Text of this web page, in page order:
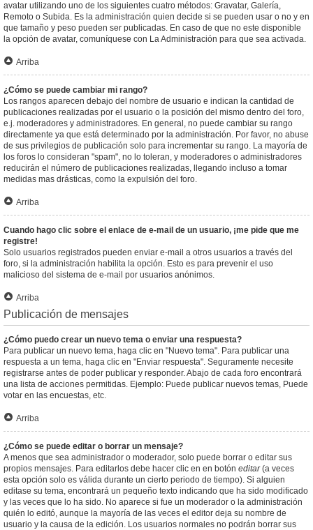
avatar utilizando uno de los siguientes cuatro métodos: Gravatar, Galería,
Remoto o Subida. Es la administración quien decide si se pueden usar o no y en
que tamaño y peso pueden ser publicadas. En caso de que no este disponible
la opción de avatar, comuníquese con La Administración para que sea activada.
Arriba
¿Cómo se puede cambiar mi rango?
Los rangos aparecen debajo del nombre de usuario e indican la cantidad de
publicaciones realizadas por el usuario o la posición del mismo dentro del foro,
e.j. moderadores y administradores. En general, no puede cambiar su rango
directamente ya que está determinado por la administración. Por favor, no abuse
de sus privilegios de publicación solo para incrementar su rango. La mayoría de
los foros lo consideran "spam", no lo toleran, y moderadores o administradores
reducirán el número de publicaciones realizadas, llegando incluso a tomar
medidas mas drásticas, como la expulsión del foro.
Arriba
Cuando hago clic sobre el enlace de e-mail de un usuario, ¡me pide que me
registre!
Solo usuarios registrados pueden enviar e-mail a otros usuarios a través del
foro, si la administración habilita la opción. Esto es para prevenir el uso
malicioso del sistema de e-mail por usuarios anónimos.
Arriba
Publicación de mensajes
¿Cómo puedo crear un nuevo tema o enviar una respuesta?
Para publicar un nuevo tema, haga clic en "Nuevo tema". Para publicar una
respuesta a un tema, haga clic en "Enviar respuesta". Seguramente necesite
registrarse antes de poder publicar y responder. Abajo de cada foro encontrará
una lista de acciones permitidas. Ejemplo: Puede publicar nuevos temas, Puede
votar en las encuestas, etc.
Arriba
¿Cómo se puede editar o borrar un mensaje?
A menos que sea administrador o moderador, solo puede borrar o editar sus
propios mensajes. Para editarlos debe hacer clic en en botón editar(a veces
esta opción solo es válida durante un cierto periodo de tiempo). Si alguien
editase su tema, encontrará un pequeño texto indicando que ha sido modificado
y las veces que lo ha sido. No aparece si fue un moderador o la administración
quién lo editó, aunque la mayoría de las veces el editor deja su nombre de
usuario y la causa de la edición. Los usuarios normales no podrán borrar sus